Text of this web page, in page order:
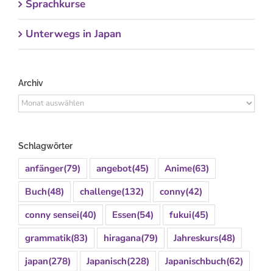
Sprachkurse
Unterwegs in Japan
Archiv
Archiv
Schlagwörter
anfänger(79) angebot(45) Anime(63)
Buch(48) challenge(132) conny(42)
conny sensei(40) Essen(54) fukui(45)
grammatik(83) hiragana(79) Jahreskurs(48)
japan(278) Japanisch(228) Japanischbuch(62)